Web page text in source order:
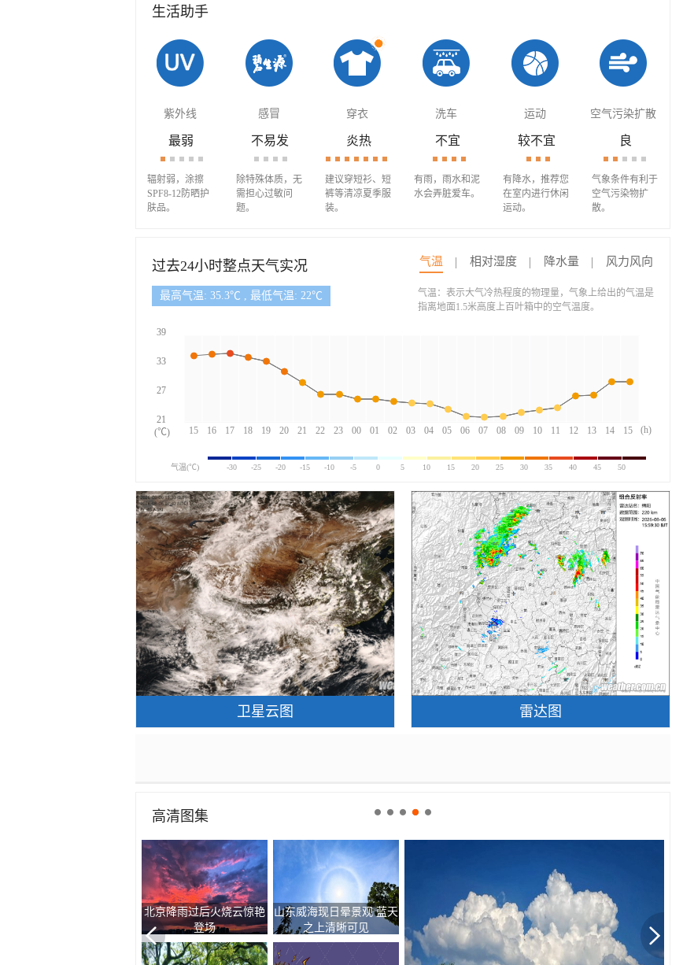
生活助手
紫外线 感冒 穿衣 洗车 运动 空气污染扩散
最弱
辐射弱，涂擦
SPF8-12防晒护
肤品。
不易发
除特殊体质，无
需担心过敏问
题。
炎热
建议穿短衫、短
裤等清凉夏季服
装。
不宜
有雨，雨水和泥
水会弄脏爱车。
较不宜
有降水，推荐您
在室内进行休闲
运动。
良
气象条件有利于
空气污染物扩
散。
过去24小时整点天气实况 气温 相对湿度 降水量 风力风向
最高气温: 35.3℃ , 最低气温: 22℃
15 16 17 18 19 20 21 22 23 00 01 02 03 04 05 06 07 08 09 10 11 12 13 14 15
39
33
27
21
(h)
(℃)
气温：表示大气冷热程度的物理量，气象上给出的气温是
指离地面1.5米高度上百叶箱中的空气温度。
气温(℃) -30 -25 -20 -15 -10 -5 0 5 10 15 20 25 30 35 40 45 50
卫星云图 雷达图
高清图集
当小鸟与荷花同框 可爱值
拉满
北京上空现“丁达尔效应”
光芒万丈十分壮...